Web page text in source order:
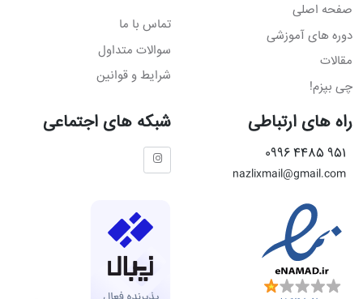
صفحه اصلی
دوره های آموزشی
مقالات
چی بپزم!
تماس با ما
سوالات متداول
شرایط و قوانین
راه های ارتباطی
951 4485 0996
nazlixmail@gmail.com
شبکه های اجتماعی